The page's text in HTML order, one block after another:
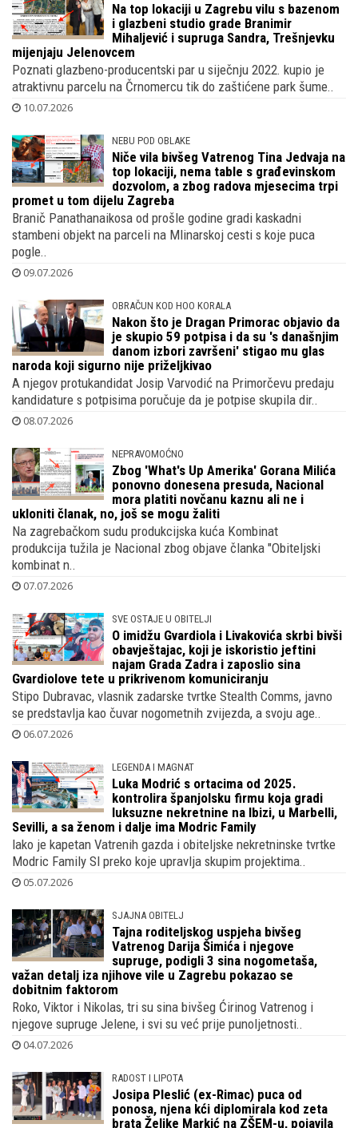
Na top lokaciji u Zagrebu vilu s bazenom
i glazbeni studio grade Branimir
Mihaljević i supruga Sandra, Trešnjevku
mijenjaju Jelenovcem
Poznati glazbeno-producentski par u siječnju 2022. kupio je
atraktivnu parcelu na Črnomercu tik do zaštićene park šume..
10.07.2026
NEBU POD OBLAKE
Niče vila bivšeg Vatrenog Tina Jedvaja na
top lokaciji, nema table s građevinskom
dozvolom, a zbog radova mjesecima trpi
promet u tom dijelu Zagreba
Branič Panathanaikosa od prošle godine gradi kaskadni
stambeni objekt na parceli na Mlinarskoj cesti s koje puca
pogle..
09.07.2026
OBRAČUN KOD HOO KORALA
Nakon što je Dragan Primorac objavio da
je skupio 59 potpisa i da su 's današnjim
danom izbori završeni' stigao mu glas
naroda koji sigurno nije priželjkivao
A njegov protukandidat Josip Varvodić na Primorčevu predaju
kandidature s potpisima poručuje da je potpise skupila dir..
08.07.2026
NEPRAVOMOĆNO
Zbog 'What's Up Amerika' Gorana Milića
ponovno donesena presuda, Nacional
mora platiti novčanu kaznu ali ne i
ukloniti članak, no, još se mogu žaliti
Na zagrebačkom sudu produkcijska kuća Kombinat
produkcija tužila je Nacional zbog objave članka "Obiteljski
kombinat n..
07.07.2026
SVE OSTAJE U OBITELJI
O imidžu Gvardiola i Livakovića skrbi bivši
obavještajac, koji je iskoristio jeftini
najam Grada Zadra i zaposlio sina
Gvardiolove tete u prikrivenom komuniciranju
Stipo Dubravac, vlasnik zadarske tvrtke Stealth Comms, javno
se predstavlja kao čuvar nogometnih zvijezda, a svoju age..
06.07.2026
LEGENDA I MAGNAT
Luka Modrić s ortacima od 2025.
kontrolira španjolsku firmu koja gradi
luksuzne nekretnine na Ibizi, u Marbelli,
Sevilli, a sa ženom i dalje ima Modric Family
Iako je kapetan Vatrenih gazda i obiteljske nekretninske tvrtke
Modric Family Sl preko koje upravlja skupim projektima..
05.07.2026
SJAJNA OBITELJ
Tajna roditeljskog uspjeha bivšeg
Vatrenog Darija Šimića i njegove
supruge, podigli 3 sina nogometaša,
važan detalj iza njihove vile u Zagrebu pokazao se
dobitnim faktorom
Roko, Viktor i Nikolas, tri su sina bivšeg Ćirinog Vatrenog i
njegove supruge Jelene, i svi su već prije punoljetnosti..
04.07.2026
RADOST I LIPOTA
Josipa Pleslić (ex-Rimac) puca od
ponosa, njena kći diplomirala kod zeta
brata Željke Markić na ZŠEM-u, pojavila